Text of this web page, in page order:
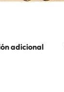
adicional